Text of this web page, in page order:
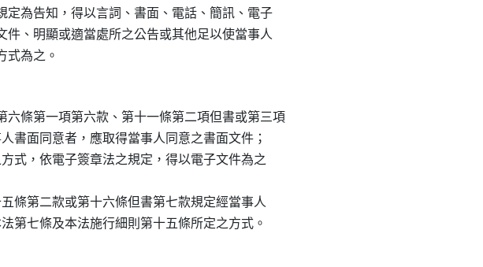
定為告知，得以言詞、書面、電話、簡訊、電子
件、明顯或適當處所之公告或其他足以使當事人
六條第一項第六款、第十一條第二項但書或第三項
人書面同意者，應取得當事人同意之書面文件；
方式，依電子簽章法之規定，得以電子文件為之
五條第二款或第十六條但書第七款規定經當事人